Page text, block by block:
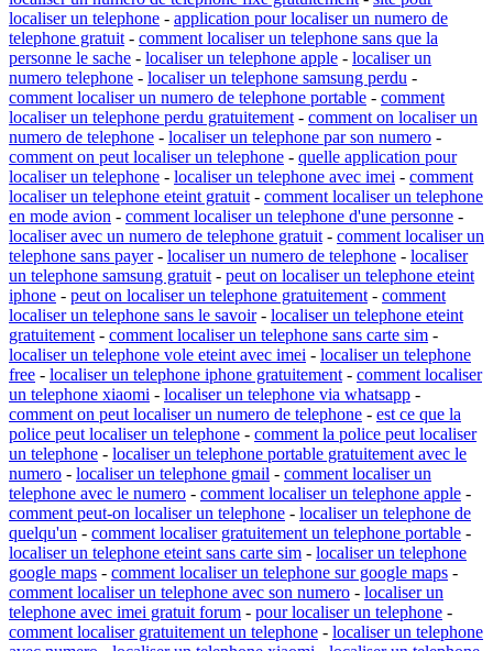
localiser un telephone - application pour localiser un numero de
telephone gratuit - comment localiser un telephone sans que la
personne le sache - localiser un telephone apple - localiser un
numero telephone - localiser un telephone samsung perdu -
comment localiser un numero de telephone portable - comment
localiser un telephone perdu gratuitement - comment on localiser un
numero de telephone - localiser un telephone par son numero -
comment on peut localiser un telephone - quelle application pour
localiser un telephone - localiser un telephone avec imei - comment
localiser un telephone eteint gratuit - comment localiser un telephone
en mode avion - comment localiser un telephone d'une personne -
localiser avec un numero de telephone gratuit - comment localiser un
telephone sans payer- localiser un numero de telephone - localiser
un telephone samsung gratuit - peut on localiser un telephone eteint
iphone - peut on localiser un telephone gratuitement - comment
localiser un telephone sans le savoir- localiser un telephone eteint
gratuitement - comment localiser un telephone sans carte sim -
localiser un telephone vole eteint avec imei - localiser un telephone
free - localiser un telephone iphone gratuitement - comment localiser
un telephone xiaomi - localiser un telephone via whatsapp -
comment on peut localiser un numero de telephone - est ce que la
police peut localiser un telephone - comment la police peut localiser
un telephone - localiser un telephone portable gratuitement avec le
numero - localiser un telephone gmail - comment localiser un
telephone avec le numero - comment localiser un telephone apple -
comment peut-on localiser un telephone - localiser un telephone de
quelqu'un - comment localiser gratuitement un telephone portable -
localiser un telephone eteint sans carte sim - localiser un telephone
google maps - comment localiser un telephone sur google maps -
comment localiser un telephone avec son numero - localiser un
telephone avec imei gratuit forum - pour localiser un telephone -
comment localiser gratuitement un telephone - localiser un telephone